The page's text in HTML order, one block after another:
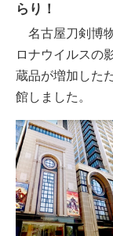
らり！
名古屋刀剣博
ロナウイルスの
蔵品が増加した
館しました。